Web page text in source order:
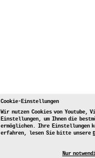
Cookie-Einstellungen
Wir nutzen Cookies von Youtube,
Einstellungen, um Ihnen die
ermöglichen. Ihre Einstellungen
erfahren, lesen Sie bitte unsere
Nur